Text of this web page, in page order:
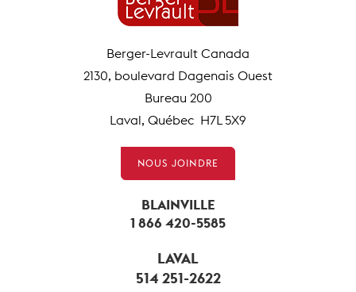
Berger-Levrault Canada
2130, boulevard Dagenais Ouest
Bureau 200
Laval, Québec H7L 5X9
NOUS JOINDRE
BLAINVILLE
1 866 420-5585
LAVAL
514 251-2622